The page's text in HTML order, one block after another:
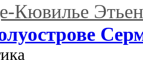
Кювилье